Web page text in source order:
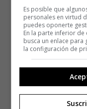
Es posible que
personales en virtud
puedes oponerte
En la parte inferior de
busca un enlace
la configuración de